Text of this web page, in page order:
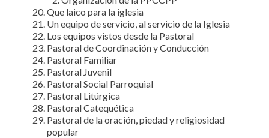
Que laico para la iglesia
Un equipo de servicio, al servicio de la Iglesia
Los equipos vistos desde la Pastoral
Pastoral de Coordinación y Conducción
Pastoral Familiar
Pastoral Juvenil
Pastoral Social Parroquial
Pastoral Litúrgica
Pastoral Catequética
Pastoral de la oración, piedad y religiosidad
popular